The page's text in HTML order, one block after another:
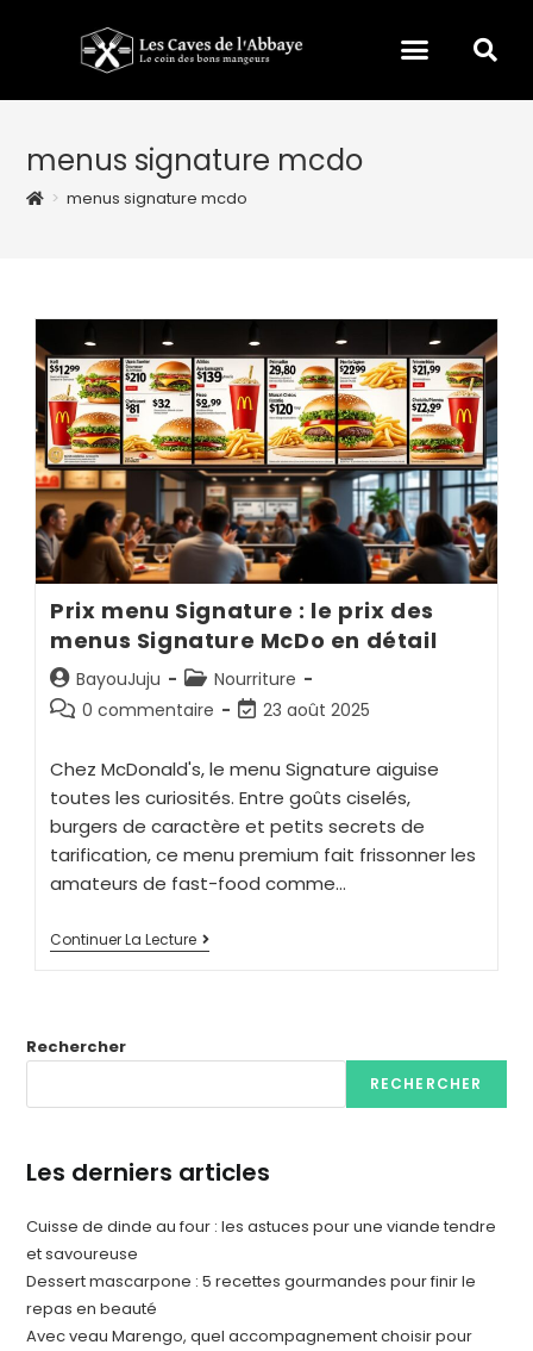
menus signature mcdo
> menus signature mcdo
Prix menu Signature : le prix des
menus Signature McDo en détail
BayouJuju
Nourriture
0 commentaire
23 août 2025
Chez McDonald's, le menu Signature aiguise
toutes les curiosités. Entre goûts ciselés,
burgers de caractère et petits secrets de
tarification, ce menu premium fait frissonner les
amateurs de fast-food comme…
Continuer La Lecture
Rechercher
RECHERCHER
Les derniers articles
Cuisse de dinde au four : les astuces pour une viande tendre
et savoureuse
Dessert mascarpone : 5 recettes gourmandes pour finir le
repas en beauté
Avec veau Marengo, quel accompagnement choisir pour